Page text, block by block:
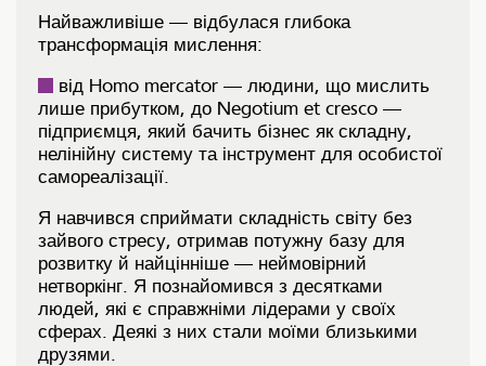
Найважливіше — відбулася глибока
трансформація мислення:
від Homo mercator — людини, що мислить
лише прибутком, до Negotium et cresco —
підприємця, який бачить бізнес як складну,
нелінійну систему та інструмент для особистої
самореалізації.
Я навчився сприймати складність світу без
зайвого стресу, отримав потужну базу для
розвитку й найцінніше — неймовірний
нетворкінг. Я познайомився з десятками
людей, які є справжніми лідерами у своїх
сферах. Деякі з них стали моїми близькими
друзями.